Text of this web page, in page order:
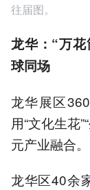
往届图。
龙华：“万
球同场
龙华展区
用“文化生花
元产业融合。
龙华区40余